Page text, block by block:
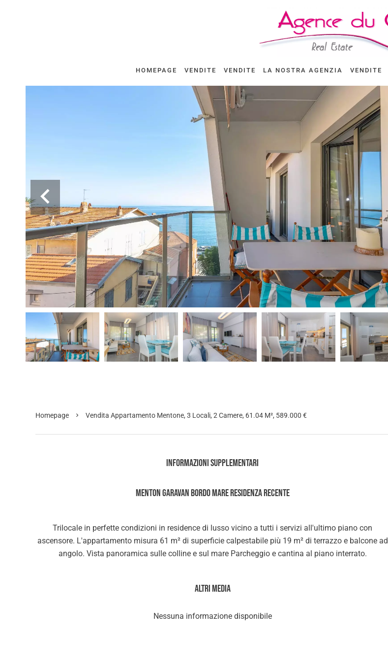
HOMEPAGE VENDITE VENDITE LA NOSTRA AGENZIA VENDITE
Homepage Vendita Appartamento Mentone, 3 Locali, 2 Camere, 61.04 M², 589.000 €
Informazioni supplementari
Menton Garavan bordo mare residenza recente
Trilocale in perfette condizioni in residence di lusso vicino a tutti i servizi all'ultimo piano con
ascensore. L'appartamento misura 61 m² di superficie calpestabile più 19 m² di terrazzo e balcone ad
angolo. Vista panoramica sulle colline e sul mare Parcheggio e cantina al piano interrato.
Altri media
Nessuna informazione disponibile